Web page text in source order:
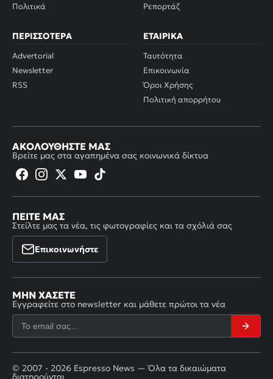
Πολιτικά
Ρεπορτάζ
ΠΕΡΙΣΣΌΤΕΡΑ
Advertorial
Newsletter
RSS
ΕΤΑΙΡΙΚΆ
Ταυτότητα
Επικοινωνία
Όροι Χρήσης
Πολιτική απορρήτου
ΑΚΟΛΟΥΘΉΣΤΕ ΜΑΣ
Βρείτε μας στα αγαπημένα σας κοινωνικά δίκτυα
ΠΕΊΤΕ ΜΑΣ
Στείλτε μας τα νέα, τις φωτογραφίες και τα σχόλιά σας
Επικοινωνήστε
ΜΗΝ ΧΆΣΕΤΕ
Εγγραφείτε στο newsletter και μάθετε πρώτοι τα νέα
© 2007 - 2026 Espresso News — Όλα τα δικαιώματα
διατηρούνται